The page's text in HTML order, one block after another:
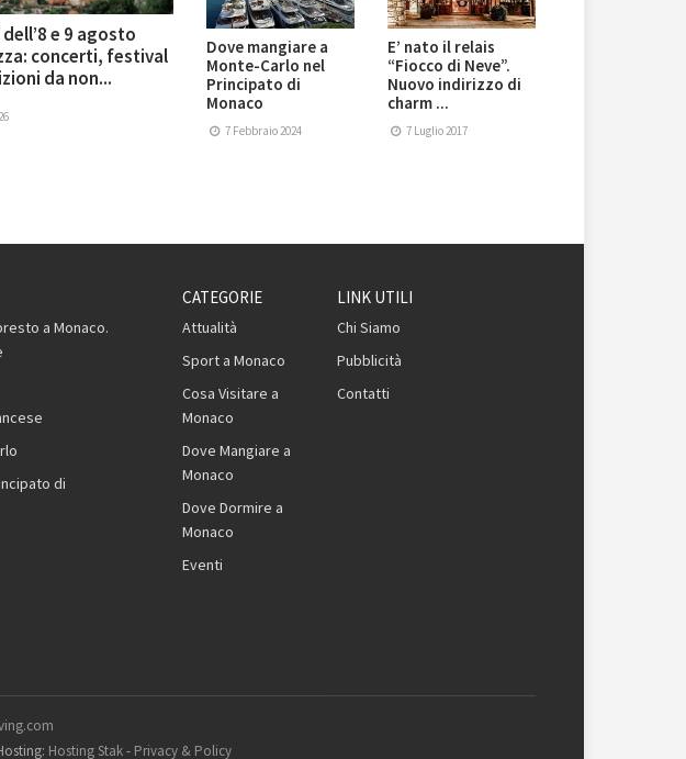
e 9 agosto
concerti, festival
da non...
Dove mangiare a
Monte-Carlo nel
Principato di
Monaco
7 Febbraio 2024
E’ nato il relais
“Fiocco di Neve”.
Nuovo indirizzo di
charm ...
7 Luglio 2017
a Monaco.
di
CATEGORIE
Attualità
Sport a Monaco
Cosa Visitare a
Monaco
Dove Mangiare a
Monaco
Dove Dormire a
Monaco
Eventi
LINK UTILI
Chi Siamo
Pubblicità
Contatti
Hosting Stak- Privacy & Policy